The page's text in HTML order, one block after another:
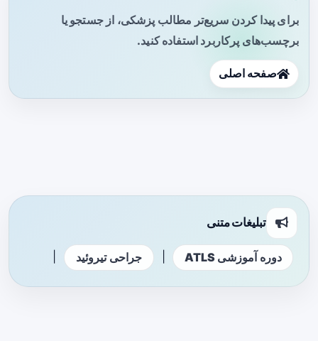
برای پیدا کردن سریع‌تر مطالب پزشکی، از جستجو یا
برچسب‌های پرکاربرد استفاده کنید.
صفحه اصلی
تبلیغات متنی
دوره آموزشی ATLS جراحی تیروئید